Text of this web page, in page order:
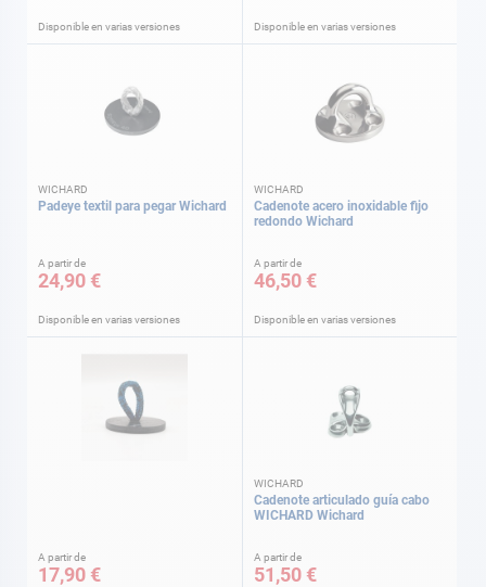
Disponible en varias versiones Disponible en varias versiones
WICHARD
Padeye textil para pegar Wichard
A partir de
24,90 €
Disponible en varias versiones
WICHARD
Cadenote acero inoxidable fijo
redondo Wichard
A partir de
46,50 €
Disponible en varias versiones
A partir de
17,90 €
WICHARD
Cadenote articulado guía cabo
WICHARD Wichard
A partir de
51,50 €